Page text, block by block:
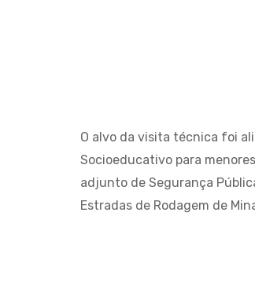
O alvo da visita técnica foi
Socioeducativo para
adjunto de Segurança
Estradas de Rodagem de